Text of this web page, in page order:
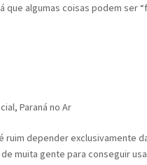
algumas coisas podem ser
,Paraná no Ar
depender exclusivamente
muita gente para conseguir